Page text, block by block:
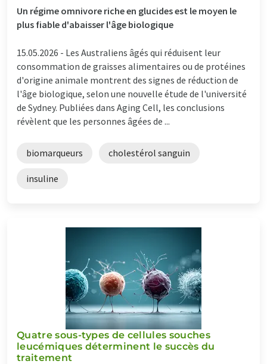
Un régime omnivore riche en glucides est le moyen le
plus fiable d'abaisser l'âge biologique
15.05.2026 - Les Australiens âgés qui réduisent leur
consommation de graisses alimentaires ou de protéines
d'origine animale montrent des signes de réduction de
l'âge biologique, selon une nouvelle étude de l'université
de Sydney. Publiées dans Aging Cell, les conclusions
révèlent que les personnes âgées de ...
biomarqueurs cholestérol sanguin
insuline
Quatre sous-types de cellules souches
leucémiques déterminent le succès du
traitement